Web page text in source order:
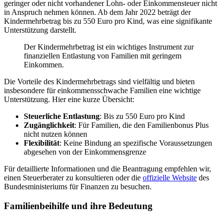
geringer oder nicht vorhandener Lohn- oder Einkommensteuer nicht
in Anspruch nehmen können. Ab dem Jahr 2022 beträgt der
Kindermehrbetrag bis zu 550 Euro pro Kind, was eine signifikante
Unterstützung darstellt.
Der Kindermehrbetrag ist ein wichtiges Instrument zur
finanziellen Entlastung von Familien mit geringem
Einkommen.
Die Vorteile des Kindermehrbetrags sind vielfältig und bieten
insbesondere für einkommensschwache Familien eine wichtige
Unterstützung. Hier eine kurze Übersicht:
Steuerliche Entlastung: Bis zu 550 Euro pro Kind
Zugänglichkeit: Für Familien, die den Familienbonus Plus
nicht nutzen können
Flexibilität: Keine Bindung an spezifische Voraussetzungen
abgesehen von der Einkommensgrenze
Für detaillierte Informationen und die Beantragung empfehlen wir,
einen Steuerberater zu konsultieren oder die offizielle Website des
Bundesministeriums für Finanzen zu besuchen.
Familienbeihilfe und ihre Bedeutung